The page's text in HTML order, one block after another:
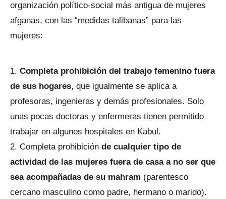
organización político-social más antigua de mujeres
afganas, con las “medidas talibanas” para las
mujeres:
Completa prohibición del trabajo femenino fuera
de sus hogares, que igualmente se aplica a
profesoras, ingenieras y demás profesionales. Solo
unas pocas doctoras y enfermeras tienen permitido
trabajar en algunos hospitales en Kabul.
Completa prohibición de cualquier tipo de
actividad de las mujeres fuera de casa a no ser que
sea acompañadas de su mahram (parentesco
cercano masculino como padre, hermano o marido).